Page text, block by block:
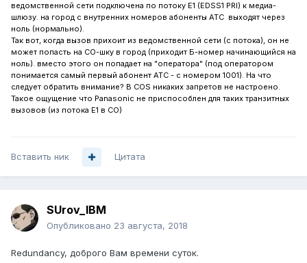
ведомственной сети подключена по потоку Е1 (EDSS1 PRI) к медиа-
шлюзу. на город с внутренних номеров абоненты АТС выходят через
ноль (нормально).
Так вот, когда вызов прихоит из ведомственной сети (с потока), он не
может попасть на СО-шку в город (приходит Б-номер начинающийся на
ноль). вместо этого он попадает на "оператора" (под оператором
понимается самый первый абонент АТС - с номером 1001). На что
следует обратить внимание? В COS никаких запретов не настроено.
Такое ощущение что Panasonic не приспособлен для таких транзитных
вызовов (из потока Е1 в СО)
Вставить ник Цитата
SUrov_IBM
Опубликовано 23 августа, 2018
Redundancy, доброго Вам времени суток.